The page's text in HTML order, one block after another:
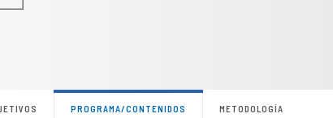
PROGRAMA/CONTENIDOS METODOLOGÍA